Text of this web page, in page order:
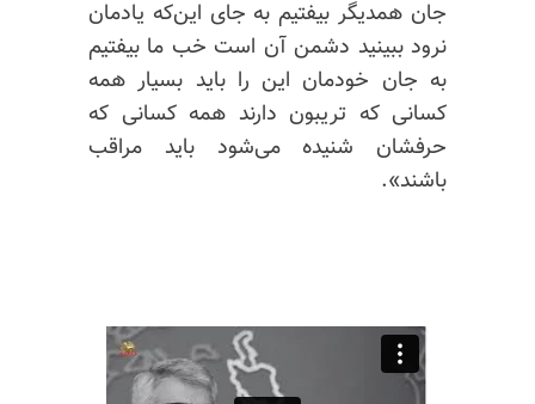
جان همدیگر بیفتیم به جای این‌که یادمان
نرود ببینید دشمن آن است خب ما بیفتیم
به جان خودمان این را باید بسیار همه
کسانی که تریبون دارند همه کسانی که
حرفشان شنیده می‌شود باید مراقب
باشند».